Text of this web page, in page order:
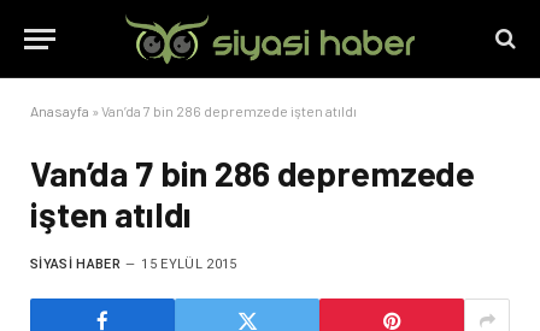
Anasayfa » Van’da 7 bin 286 depremzede işten atıldı
Van’da 7 bin 286 depremzede
işten atıldı
SIYASI HABER 15 EYLÜL 2015